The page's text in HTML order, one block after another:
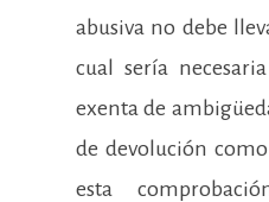
abusiva no debe
cual sería
exenta de
de devolución
esta